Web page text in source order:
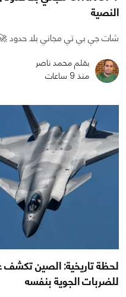
النصية
شات جي بي تي مجاني بلا حدود
بقلم محمد ناصر
منذ 9 ساعات
لحظة تاريخية: الصين
للضربات الجوية بنفسه